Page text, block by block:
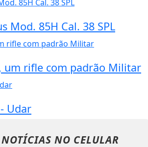
Mod. 85H Cal. 38 SPL
um rifle com padrão Militar
Udar
NO CELULAR